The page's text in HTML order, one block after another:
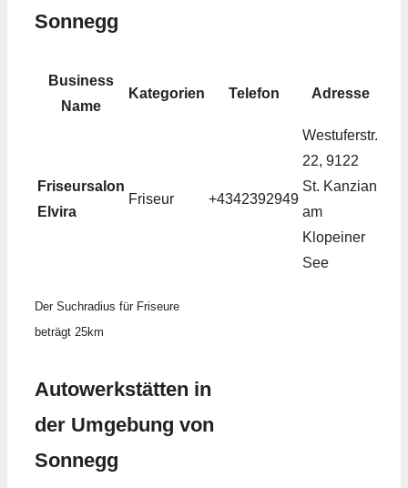
Sonnegg
Business
Name
Kategorien Telefon Adresse
Friseursalon
Elvira
Friseur +4342392949
Westuferstr.
22, 9122
St. Kanzian
am
Klopeiner
See
Der Suchradius für Friseure
beträgt 25km
Autowerkstätten in
der Umgebung von
Sonnegg